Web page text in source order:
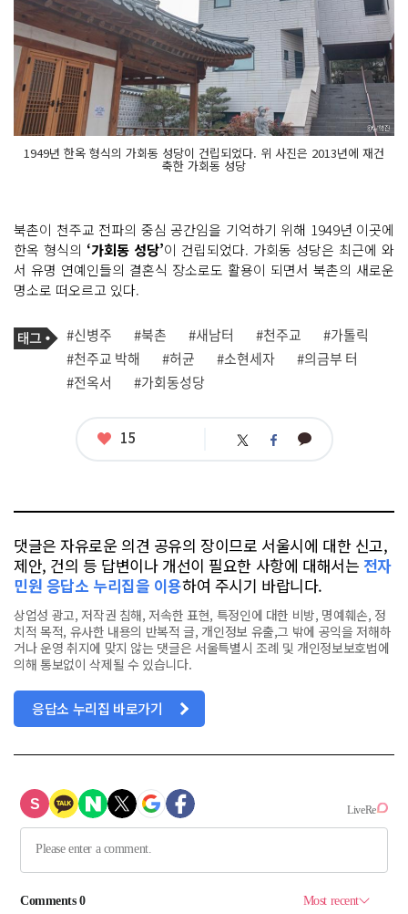
1949년 한옥 형식의 가회동 성당이 건립되었다. 위 사진은 2013년에 재건
축한 가회동 성당
북촌이 천주교 전파의 중심 공간임을 기억하기 위해 1949년 이곳에
한옥 형식의 ‘가회동 성당’이 건립되었다. 가회동 성당은 최근에 와
서 유명 연예인들의 결혼식 장소로도 활용이 되면서 북촌의 새로운
명소로 떠오르고 있다.
기
사
관
련
태
태
그
#신병주 #북촌 #새남터 #천주교
#가톨릭
#천주교 박해
#허균 #소현세자
#의금부 터
#전옥서
#가회동성당
좋
15 트 페 카
댓글은 자유로운 의견 공유의 장이므로 서울시에 대한 신고,
제안, 건의 등 답변이나 개선이 필요한 사항에 대해서는 전자
민원 응답소 누리집을 이용하여 주시기 바랍니다.
상업성 광고, 저작권 침해, 저속한 표현, 특정인에 대한 비방, 명예훼손, 정
치적 목적, 유사한 내용의 반복적 글, 개인정보 유출,그 밖에 공익을 저해하
거나 운영 취지에 맞지 않는 댓글은 서울특별시 조례 및 개인정보보호법에
의해 통보없이 삭제될 수 있습니다.
응답소 누리집 바로가기